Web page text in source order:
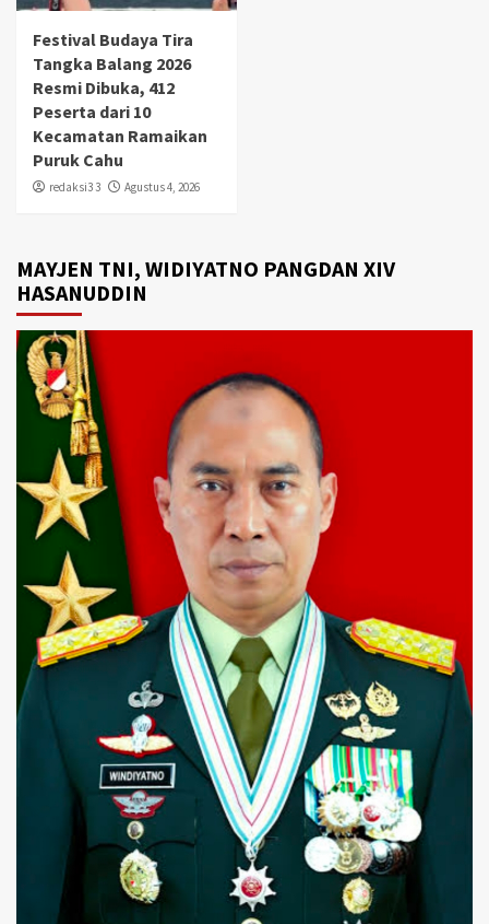
Festival Budaya Tira
Tangka Balang 2026
Resmi Dibuka, 412
Peserta dari 10
Kecamatan Ramaikan
Puruk Cahu
redaksi3 3 Agustus 4, 2026
MAYJEN TNI, WIDIYATNO PANGDAN XIV
HASANUDDIN